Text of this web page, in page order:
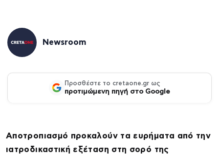
Newsroom
Προσθέστε το cretaone.gr ως
προτιμώμενη πηγή στο Google
Αποτροπιασμό προκαλούν τα ευρήματα από την
ιατροδικαστική εξέταση στη σορό της